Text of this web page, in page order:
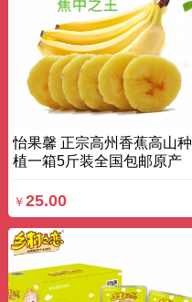
怡果馨 正宗高州香蕉高山种
植一箱5斤装全国包邮原产
￥ 25.00